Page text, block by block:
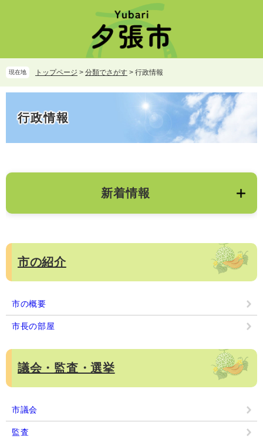
頭
で
す。
飛
ば
し
へ
現在地 トップページ > 分類でさがす > 行政情報
行政情報
新着情報
市の紹介
市の概要
市長の部屋
議会・監査・選挙
市議会
監査